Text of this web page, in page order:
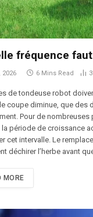
fréquence
2026 6 Mins Read 3
de tondeuse robot
coupe diminue, que des
Pour de
période de croissance
cet intervalle. Le
déchirer l’herbe avant
MORE